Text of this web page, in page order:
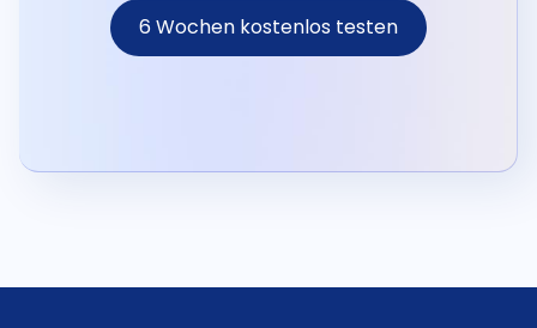
6 Wochen kostenlos testen